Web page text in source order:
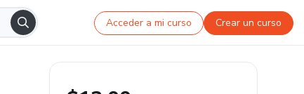
Acceder a mi curso Crear un curso